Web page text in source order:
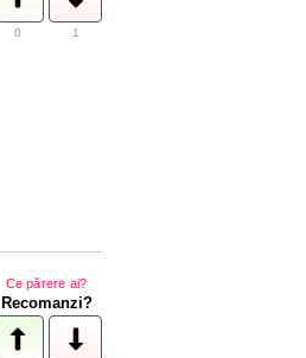
0 1
Ce părere ai?
Recomanzi?